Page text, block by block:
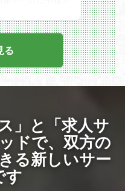
Illustrator
だくことを想定
スとの連携を進
後新たなサービ
ご活躍いただき
トマネージャー
留まらずに柔軟
してのキャリアア
チームとの連携を
理
関連サービス
る
」と「求人サ
ドで、双方の
る新しいサー
す